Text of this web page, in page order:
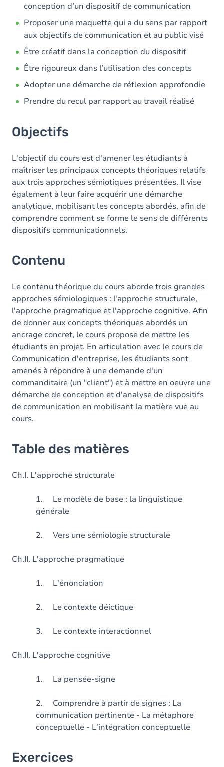
conception d’un dispositif de communication
Proposer une maquette qui a du sens par rapport
aux objectifs de communication et au public visé
Être créatif dans la conception du dispositif
Être rigoureux dans l’utilisation des concepts
Adopter une démarche de réflexion approfondie
Prendre du recul par rapport au travail réalisé
Objectifs
L'objectif du cours est d'amener les étudiants à
maîtriser les principaux concepts théoriques relatifs
aux trois approches sémiotiques présentées. Il vise
également à leur faire acquérir une démarche
analytique, mobilisant les concepts abordés, afin de
comprendre comment se forme le sens de différents
dispositifs communicationnels.
Contenu
Le contenu théorique du cours aborde trois grandes
approches sémiologiques : l'approche structurale,
l'approche pragmatique et l'approche cognitive. Afin
de donner aux concepts théoriques abordés un
ancrage concret, le cours propose de mettre les
étudiants en projet. En articulation avec le cours de
Communication d'entreprise, les étudiants sont
amenés à répondre à une demande d'un
commanditaire (un "client") et à mettre en oeuvre une
démarche de conception et d'analyse de dispositifs
de communication en mobilisant la matière vue au
cours.
Table des matières
Ch.I. L'approche structurale
1. Le modèle de base : la linguistique
générale
2. Vers une sémiologie structurale
Ch.II. L'approche pragmatique
1. L'énonciation
2. Le contexte déictique
3. Le contexte interactionnel
Ch.II. L'approche cognitive
1. La pensée-signe
2. Comprendre à partir de signes : La
communication pertinente - La métaphore
conceptuelle - L'intégration conceptuelle
Exercices